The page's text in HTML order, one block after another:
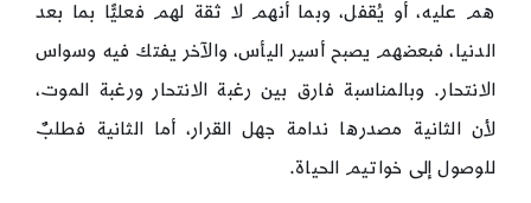
هم عليه، أو يُقفل، وبما أنهم لا ثقة لهم فعليًّا بما بعد
الدنيا، فبعضهم يصبح أسير اليأس، والآخر يفتك فيه وسواس
الانتحار. وبالمناسبة فارق بين رغبة الانتحار ورغبة الموت،
لأن الثانية مصدرها ندامة جهل القرار، أما الثانية فطلبٌ
للوصول إلى خواتيم الحياة.